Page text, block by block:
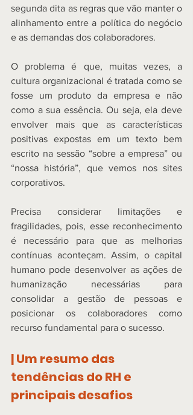
segunda dita as regras que vão manter o
alinhamento entre a política do negócio
e as demandas dos colaboradores.
O problema é que, muitas vezes, a
cultura organizacional é tratada como se
fosse um produto da empresa e não
como a sua essência. Ou seja, ela deve
envolver mais que as características
positivas expostas em um texto bem
escrito na sessão “sobre a empresa” ou
“nossa história”, que vemos nos sites
corporativos.
Precisa considerar limitações e
fragilidades, pois, esse reconhecimento
é necessário para que as melhorias
contínuas aconteçam. Assim, o capital
humano pode desenvolver as ações de
humanização necessárias para
consolidar a gestão de pessoas e
posicionar os colaboradores como
recurso fundamental para o sucesso.
| Um resumo das
tendências do RH e
principais desafios